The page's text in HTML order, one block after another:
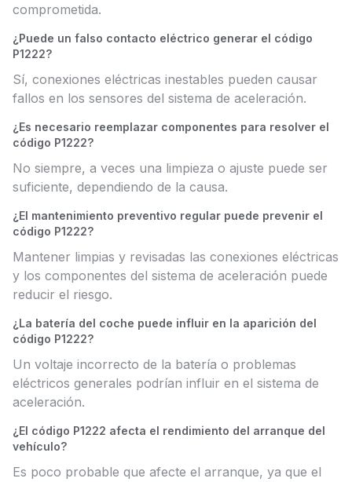
comprometida.
¿Puede un falso contacto eléctrico generar el código
P1222?
Sí, conexiones eléctricas inestables pueden causar
fallos en los sensores del sistema de aceleración.
¿Es necesario reemplazar componentes para resolver el
código P1222?
No siempre, a veces una limpieza o ajuste puede ser
suficiente, dependiendo de la causa.
¿El mantenimiento preventivo regular puede prevenir el
código P1222?
Mantener limpias y revisadas las conexiones eléctricas
y los componentes del sistema de aceleración puede
reducir el riesgo.
¿La batería del coche puede influir en la aparición del
código P1222?
Un voltaje incorrecto de la batería o problemas
eléctricos generales podrían influir en el sistema de
aceleración.
¿El código P1222 afecta el rendimiento del arranque del
vehículo?
Es poco probable que afecte el arranque, ya que el